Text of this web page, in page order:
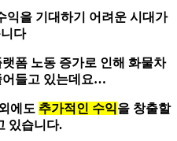
익을 기대하기 어려운 시대가
다
폼 노동 증가로 인해 화물차
어들고 있는데요…
에도 추가적인 수익을 창출할
있습니다.